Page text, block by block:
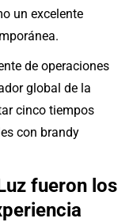
un excelente
de operaciones
global de la
cinco tiempos
con brandy
fueron los